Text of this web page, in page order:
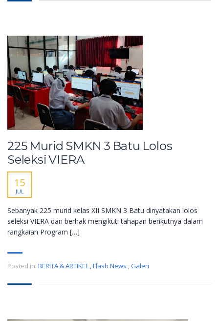
225 Murid SMKN 3 Batu Lolos
Seleksi VIERA
15
JUL
Sebanyak 225 murid kelas XII SMKN 3 Batu dinyatakan lolos
seleksi VIERA dan berhak mengikuti tahapan berikutnya dalam
rangkaian Program […]
Posted in: BERITA & ARTIKEL ,Flash News ,Galeri